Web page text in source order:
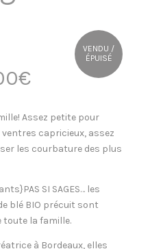
VENDU /
ÉPUISÉ
€
Assez petite pour
capricieux, assez
les courbature des plus
SI SAGES… les
blé BIO précuit sont
toute la famille.
à Bordeaux, elles